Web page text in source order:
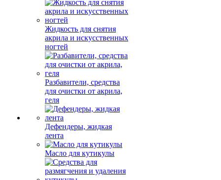
Жидкость для снятия
акрила и искусственных
ногтей
Разбавители, средства
для очистки от акрила,
геля
Дефендеры, жидкая
лента
Масло для кутикулы